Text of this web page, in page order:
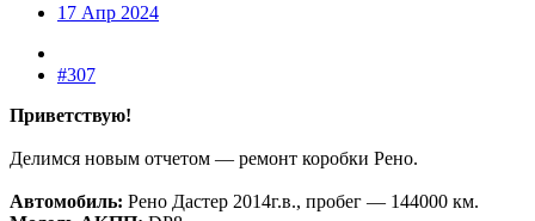
17 Апр 2024
#307
Приветствую!
Делимся новым отчетом — ремонт коробки Рено.
Автомобиль: Рено Дастер 2014г.в., пробег — 144000 км.